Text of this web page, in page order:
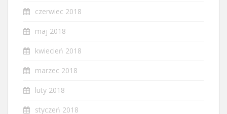
czerwiec 2018
maj 2018
kwiecień 2018
marzec 2018
luty 2018
styczeń 2018